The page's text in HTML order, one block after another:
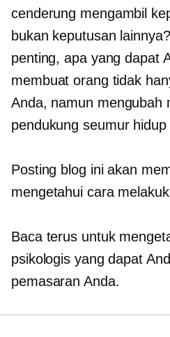
cenderung mengambil
bukan keputusan
penting, apa yang dapat
membuat orang tidak
Anda, namun mengubah
pendukung seumur
Posting blog ini akan
mengetahui cara
Baca terus untuk
psikologis yang dapat
pemasaran Anda.